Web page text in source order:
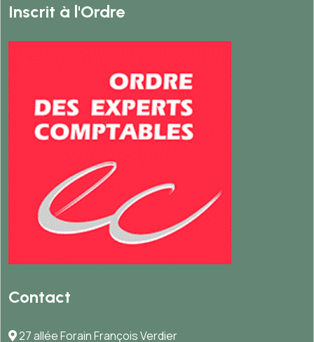
Inscrit à l'Ordre
Contact
27 allée Forain François Verdier